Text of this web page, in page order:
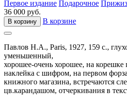
Первое издание Подарочное
36 000 руб.
В корзину В корзине
Павлов Н.А., Paris, 1927, 159 с.,
уменьшенный,
хорошее-очень хорошее, на корешке
наклейка с шифром, на первом
книжного магазина, встречаются
цв.карандашом, отчеркивания в